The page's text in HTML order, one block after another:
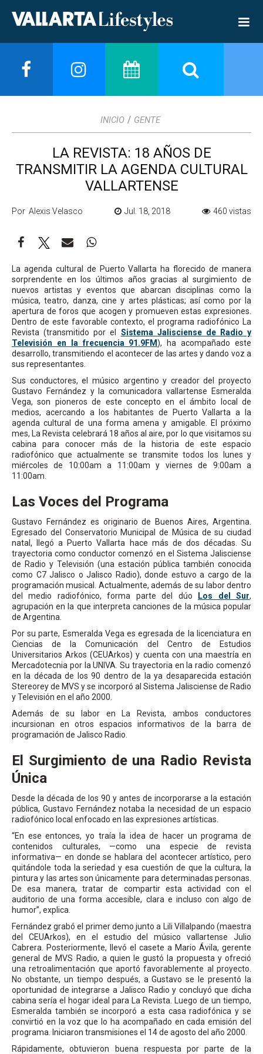
INICIO / GENTE
LA REVISTA: 18 AÑOS DE
TRANSMITIR LA AGENDA CULTURAL
VALLARTENSE
Por Alexis Velasco Jul. 18, 2018 460 vistas
La agenda cultural de Puerto Vallarta ha florecido de manera
sorprendente en los últimos años gracias al surgimiento de
nuevos artistas y eventos que abarcan disciplinas como la
música, teatro, danza, cine y artes plásticas; así como por la
apertura de foros que acogen y promueven estas expresiones.
Dentro de este favorable contexto, el programa radiofónico La
Revista (transmitido por el Sistema Jalisciense de Radio y
Televisión en la frecuencia 91.9FM), ha acompañado este
desarrollo, transmitiendo el acontecer de las artes y dando voz a
sus representantes.
Sus conductores, el músico argentino y creador del proyecto
Gustavo Fernández y la comunicadora vallartense Esmeralda
Vega, son pioneros de este concepto en el ámbito local de
medios, acercando a los habitantes de Puerto Vallarta a la
agenda cultural de una forma amena y amigable. El próximo
mes, La Revista celebrará 18 años al aire, por lo que visitamos su
cabina para conocer más de la historia de este espacio
radiofónico que actualmente se transmite todos los lunes y
miércoles de 10:00am a 11:00am y viernes de 9:00am a
11:00am.
Las Voces del Programa
Gustavo Fernández es originario de Buenos Aires, Argentina.
Egresado del Conservatorio Municipal de Música de su ciudad
natal, llegó a Puerto Vallarta hace más de dos décadas. Su
trayectoria como conductor comenzó en el Sistema Jalisciense
de Radio y Televisión (una estación pública también conocida
como C7 Jalisco o Jalisco Radio), donde estuvo a cargo de la
programación musical. Actualmente, además de su labor dentro
del medio radiofónico, forma parte del dúo Los del Sur,
agrupación en la que interpreta canciones de la música popular
de Argentina.
Por su parte, Esmeralda Vega es egresada de la licenciatura en
Ciencias de la Comunicación del Centro de Estudios
Universitarios Arkos (CEUArkos) y cuenta con una maestría en
Mercadotecnia por la UNIVA. Su trayectoria en la radio comenzó
en la década de los 90 dentro de la ya desaparecida estación
Stereorey de MVS y se incorporó al Sistema Jalisciense de Radio
y Televisión en el año 2000.
Además de su labor en La Revista, ambos conductores
incursionan en otros espacios informativos de la barra de
programación de Jalisco Radio.
El Surgimiento de una Radio Revista
Única
Desde la década de los 90 y antes de incorporarse a la estación
pública, Gustavo Fernández notaba la necesidad de un espacio
radiofónico local enfocado en las expresiones artísticas.
“En ese entonces, yo traía la idea de hacer un programa de
contenidos culturales, —como una especie de revista
informativa— en donde se hablara del acontecer artístico, pero
quitándole toda la seriedad y esa cuestión de que la cultura, la
pintura y las artes son únicamente para determinadas personas.
De esa manera, tratar de compartir esta actividad con el
auditorio de una forma accesible, clara e incluso con algo de
humor”, explica.
Fernández grabó el primer demo junto a Lili Villalpando (maestra
del CEUArkos), en el estudio del músico vallartense Julio
Cabrera. Posteriormente, llevó el casete a Mario Ávila, gerente
general de MVS Radio, a quien le gustó la propuesta y ofreció
una retroalimentación que aportó favorablemente al proyecto.
No obstante, un tiempo después, a Gustavo se le presentó la
oportunidad de integrarse a Jalisco Radio y concluyó que dicha
cabina sería el hogar ideal para La Revista. Luego de un tiempo,
Esmeralda también se incorporó a esta casa radiofónica y se
convirtió en la voz que lo ha acompañado en cada emisión del
programa. Iniciaron transmisiones el 14 de agosto del año 2000.
Rápidamente, obtuvieron buena respuesta por parte de la